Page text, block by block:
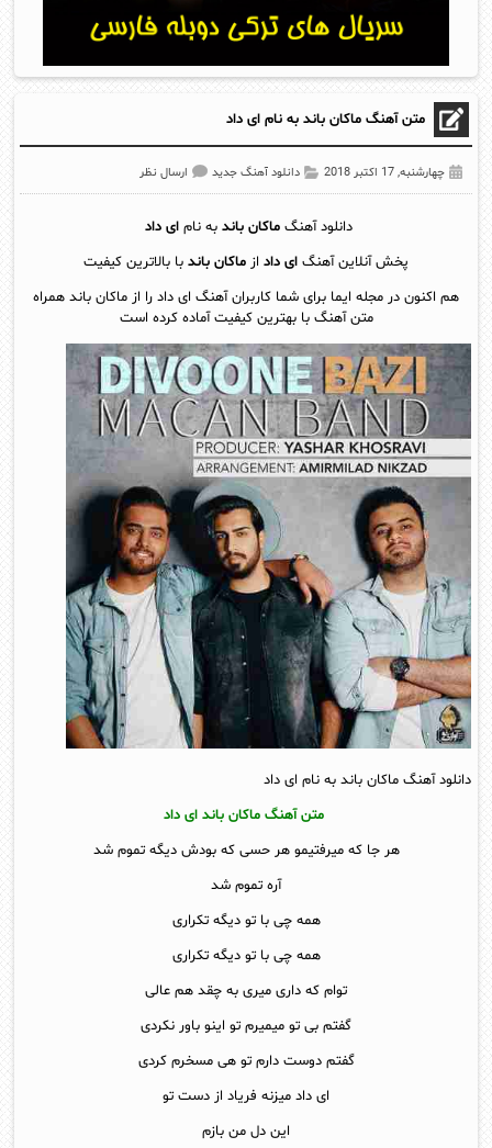
متن آهنگ ماکان باند به نام ای داد
چهارشنبه, 17 اکتبر 2018 دانلود آهنگ جدید ارسال نظر
دانلود آهنگماکان باند به نامای داد
پخش آنلاين آهنگ ای داد از ماکان باند با بالاترین کیفیت
هم اکنون در مجله ایما برای شما کاربران آهنگ ای داد را از ماکان باند همراه
متن آهنگ با بهترین کیفیت آماده کرده است
دانلود آهنگ ماکان باند به نام ای داد
متن آهنگ ماکان باند ای داد
هر جا که میرفتیمو هر حسی که بودش دیگه تموم شد
آره تموم شد
همه چی با تو دیگه تکراری
همه چی با تو دیگه تکراری
توام که داری میری به چقد هم عالی
گفتم بی تو میمیرم تو اینو باور نکردی
گفتم دوست دارم تو هی مسخرم کردی
ای داد میزنه فریاد از دست تو
این دل من بازم